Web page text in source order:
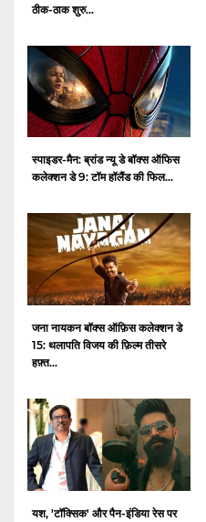
ठीक-ठाक शुरु...
स्पाइडर-मैन: ब्रांड न्यू डे बॉक्स ऑफिस
कलेक्शन डे 9: टॉम हॉलैंड की फिल...
जना नायकन बॉक्स ऑफ़िस कलेक्शन डे
15: थलापति विजय की फ़िल्म तीसरे
हफ़्त...
यश, 'टॉक्सिक' और पैन-इंडिया रेस पर